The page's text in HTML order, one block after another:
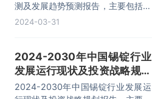
测及发展趋势预测报告，主要包括行
业市场竞争状况及市场格局解读、产
2024-03-31
2024-2030年中国锡锭行业
发展运行现状及投资战略规划
报告
2024-2030年中国锡锭行业发展运